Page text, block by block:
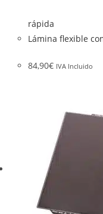
rápida
Lámina flexible
84,90€ IVA Incluido